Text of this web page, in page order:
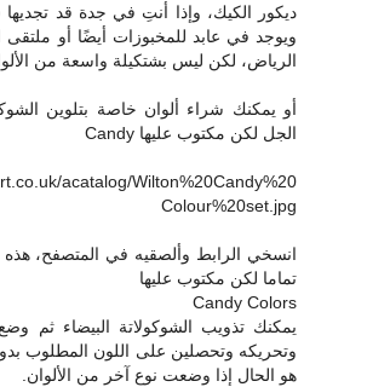
ديكور الكيك، وإذا أنتِ في جدة قد تجديها
ويوجد في عابد للمخبوزات أيضًا أو
الرياض، لكن ليس بشتكيلة واسعة من
أو يمكنك شراء ألوان خاصة بتلوين
الجل لكن مكتوب عليها Candy
acatalog/Wilton%20Candy%20
Colour%20set.jpg
انسخي الرابط وألصقيه في المتصفح، هذه
تماما لكن مكتوب عليها
Candy Colors
يمكنك تذويب الشوكولاتة البيضاء ثم
وتحريكه وتحصلين على اللون المطلوب
هو الحال إذا وضعت نوع آخر من الألوان.